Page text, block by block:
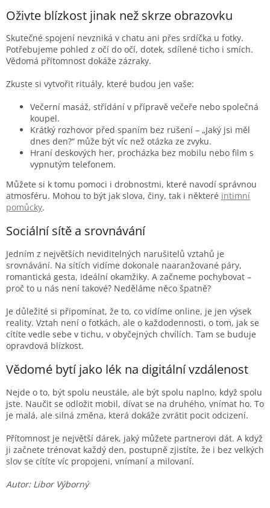
Oživte blízkost jinak než skrze obrazovku
Skutečné spojení nevzniká v chatu ani přes srdíčka u fotky.
Potřebujeme pohled z očí do očí, dotek, sdílené ticho i smích.
Vědomá přítomnost dokáže zázraky.
Zkuste si vytvořit rituály, které budou jen vaše:
Večerní masáž, střídání v přípravě večeře nebo společná
koupel.
Krátký rozhovor před spaním bez rušení – „Jaký jsi měl
dnes den?“ může být víc než otázka ze zvyku.
Hraní deskových her, procházka bez mobilu nebo film s
vypnutým telefonem.
Můžete si k tomu pomoci i drobnostmi, které navodí správnou
atmosféru. Mohou to být jak slova, činy, tak i některé intimní
pomůcky.
Sociální sítě a srovnávání
Jedním z největších neviditelných narušitelů vztahů je
srovnávání. Na sítích vidíme dokonale naaranžované páry,
romantická gesta, ideální okamžiky. A začneme pochybovat –
proč to u nás není takové? Neděláme něco špatně?
Je důležité si připomínat, že to, co vidíme online, je jen výsek
reality. Vztah není o fotkách, ale o každodennosti, o tom, jak se
cítíte vedle sebe v tichu, v obyčejných chvílích. Tam se buduje
opravdová blízkost.
Vědomé bytí jako lék na digitální vzdálenost
Nejde o to, být spolu neustále, ale být spolu naplno, když spolu
jste. Naučit se odložit mobil, dívat se na druhého, vnímat ho. To
je malá, ale silná změna, která dokáže zvrátit pocit odcizení.
Přítomnost je největší dárek, jaký můžete partnerovi dát. A když
ji začnete trénovat každý den, postupně zjistíte, že i bez velkých
slov se cítíte víc propojeni, vnímaní a milovaní.
Autor: Libor Výborný